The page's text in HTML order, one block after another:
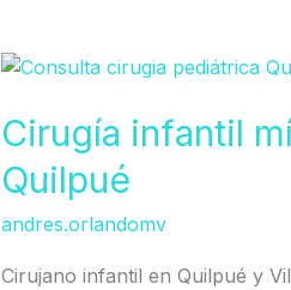
Cirugía infantil
Quilpué
andres.orlandomv
Cirujano infantil en Quilpué y
Cirugía
mínimamente
invasiva
en